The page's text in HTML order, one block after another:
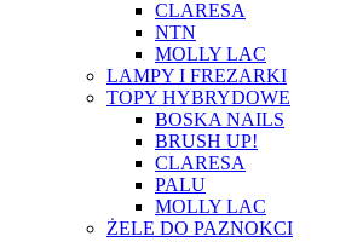
CLARESA
NTN
MOLLY LAC
LAMPY I FREZARKI
TOPY HYBRYDOWE
BOSKA NAILS
BRUSH UP!
CLARESA
PALU
MOLLY LAC
ŻELE DO PAZNOKCI